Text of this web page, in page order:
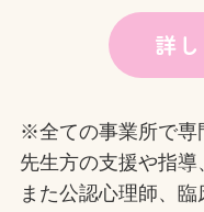
詳
※全ての事業所で専
先生方の支援や指導
また公認心理師、